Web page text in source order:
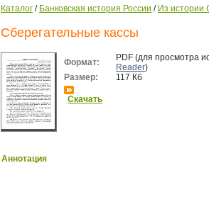
Каталог / Банковская история России / Из истории
Сберегательные кассы
Формат: PDF (для просмотра
Reader)
Размер:
117 Кб
Скачать
Аннотация